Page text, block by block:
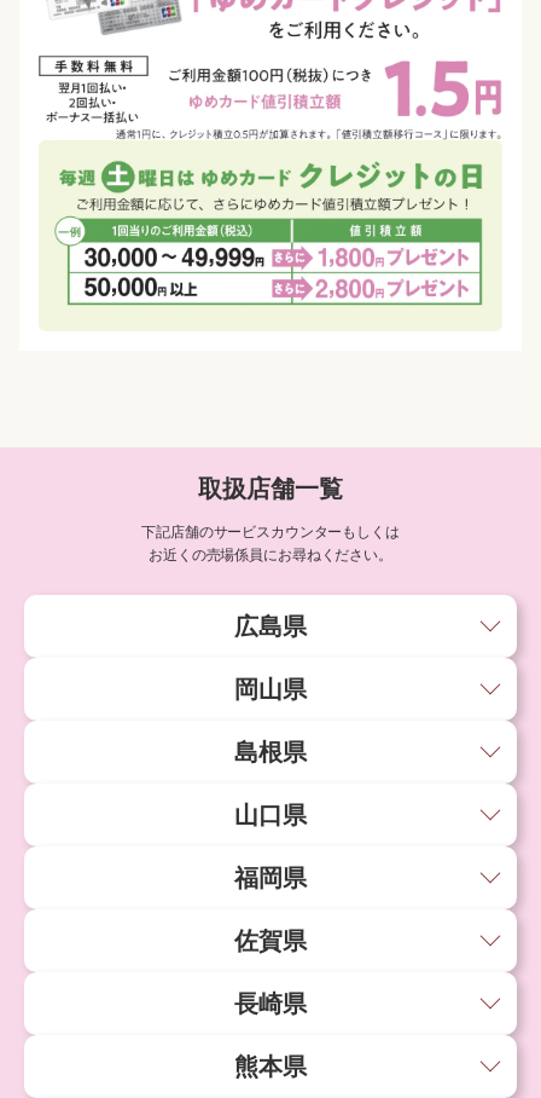
取扱店舗一覧
下記店舗のサービスカウンターもしくは
お近くの売場係員にお尋ねください。
広島県
岡山県
島根県
山口県
福岡県
佐賀県
長崎県
熊本県